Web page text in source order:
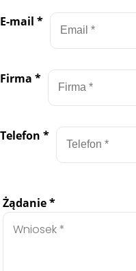
E-mail *
Firma *
Telefon *
Żądanie*